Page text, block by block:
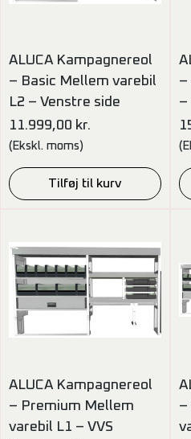
ALUCA Kampagnereol
– Basic Mellem varebil
L2 – Venstre side
11.999,00 kr.
(Ekskl. moms)
Tilføj til kurv
–
–
ALUCA Kampagnereol
– Premium Mellem
varebil L1 – VVS
–